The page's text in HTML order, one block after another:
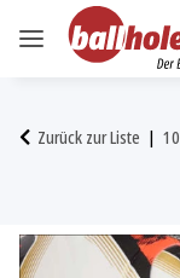
Zurück zur Liste